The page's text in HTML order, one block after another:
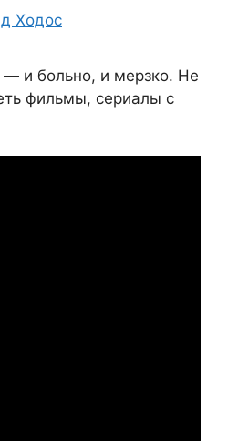
Ходос
и больно, и мерзко. Не
фильмы, сериалы с